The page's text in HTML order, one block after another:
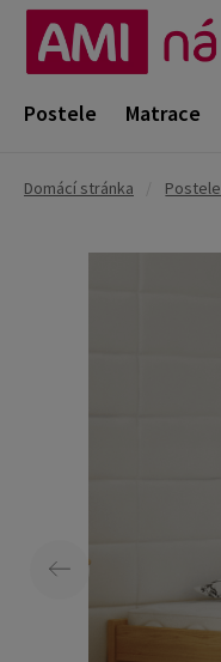
Postele Matrace
Domácí stránka Postele